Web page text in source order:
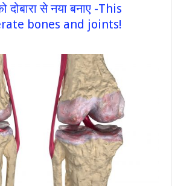
दोबारा से नया बनाए -This
bones and joints!